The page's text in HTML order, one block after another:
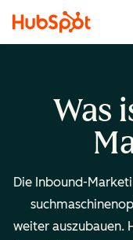
Was
Die Inbound-
weiter auszubauen.